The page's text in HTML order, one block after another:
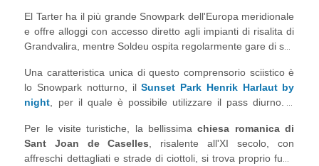
El Tarter ha il più grande Snowpark dell'Europa meridionale
e offre alloggi con accesso diretto agli impianti di risalita di
Grandvalira, mentre Soldeu ospita regolarmente gare di sci.
vivace vita notturna perfetta per i giovani. Ci sono anche
fantastiche esperienze fuori pista come escursioni guidate
con le racchette da neve, motoslitte, slitte trainate da cani
de la Casa!
Una caratteristica unica di questo comprensorio sciistico è
lo Snowpark notturno, ilSunset Park Henrik Harlaut by
night, per il quale è possibile utilizzare il pass diurno. Il
continuare a sciare fino a notte fonda una volta chiuse le
piste.
Per le visite turistiche, la bellissimachiesa romanica di
Sant Joan de Caselles, risalente all'XI secolo, con
affreschi dettagliati e strade di ciottoli, si trova proprio fuori